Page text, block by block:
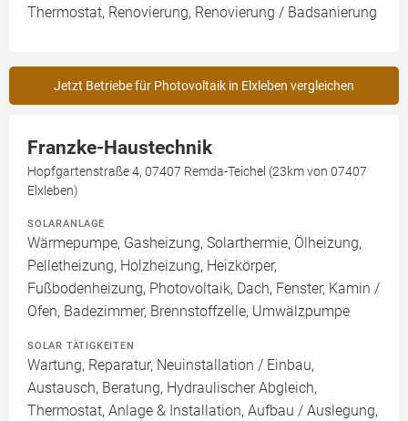
Thermostat, Renovierung, Renovierung / Badsanierung
Jetzt Betriebe für Photovoltaik in Elxleben vergleichen
Franzke-Haustechnik
Hopfgartenstraße 4, 07407 Remda-Teichel (23km von 07407
Elxleben)
SOLARANLAGE
Wärmepumpe, Gasheizung, Solarthermie, Ölheizung,
Pelletheizung, Holzheizung, Heizkörper,
Fußbodenheizung, Photovoltaik, Dach, Fenster, Kamin /
Ofen, Badezimmer, Brennstoffzelle, Umwälzpumpe
SOLAR TÄTIGKEITEN
Wartung, Reparatur, Neuinstallation / Einbau,
Austausch, Beratung, Hydraulischer Abgleich,
Thermostat, Anlage & Installation, Aufbau / Auslegung,